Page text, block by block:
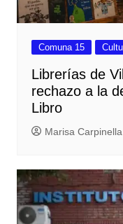
Comuna 15
Librerías de
rechazo a la
Libro
Marisa Carpinella